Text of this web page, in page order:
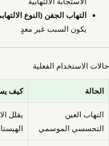
التهاب الجفن (النوع
يكون السبب غير معدٍ
حالات الاستخدام الفعلية
الحالة كيف
التهاب العين
التحسسي الموسمي
يقلل